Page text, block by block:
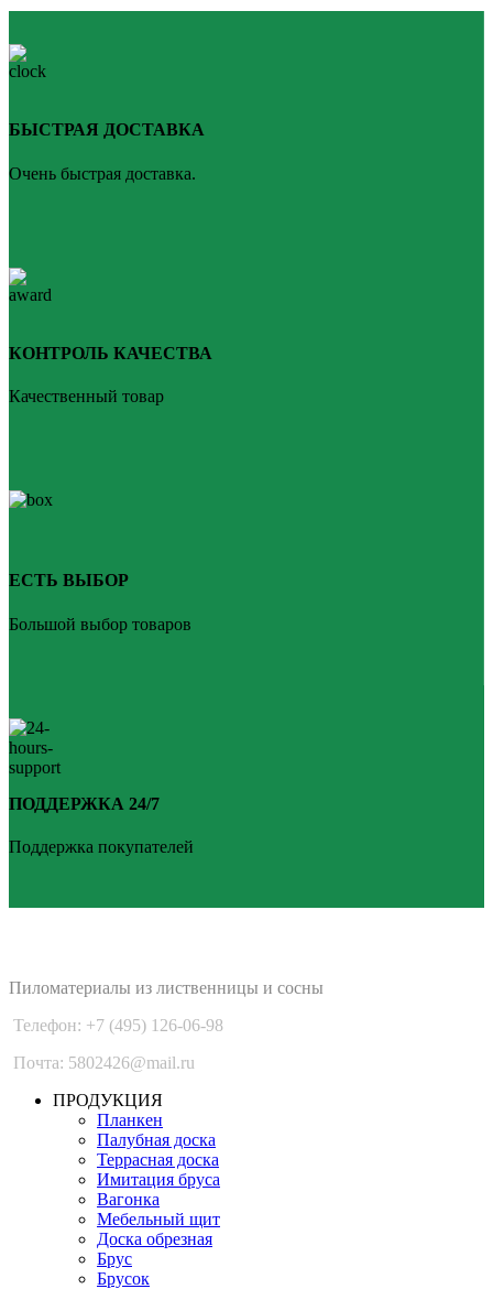
БЫСТРАЯ ДОСТАВКА
Очень быстрая доставка.
КОНТРОЛЬ КАЧЕСТВА
Качественный товар
ЕСТЬ ВЫБОР
Большой выбор товаров
ПОДДЕРЖКА 24/7
Поддержка покупателей
Пиломатериалы из лиственницы и сосны
Телефон: +7 (495) 126-06-98
Почта: 5802426@mail.ru
ПРОДУКЦИЯ
Планкен
Палубная доска
Террасная доска
Имитация бруса
Вагонка
Мебельный щит
Доска обрезная
Брус
Брусок